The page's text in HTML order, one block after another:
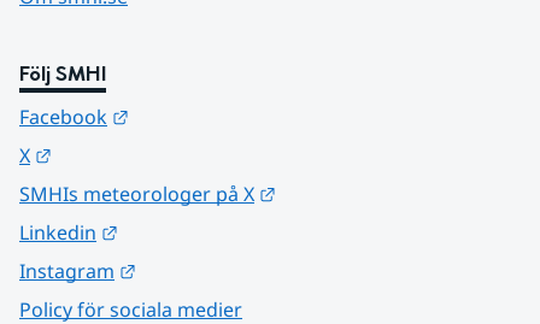
Följ SMHI
Facebook
X
SMHIs meteorologer på X
Linkedin
Instagram
Policy för sociala medier